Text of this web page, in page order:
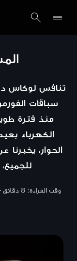
سباقات
منذ فترة
الكهرباء
الحوار،
وقت